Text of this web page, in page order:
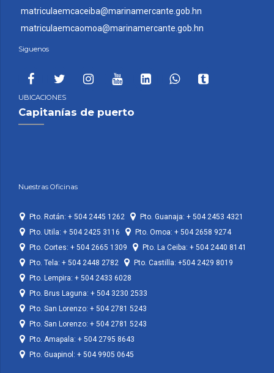
matriculaemcaceiba@marinamercante.gob.hn
matriculaemcaomoa@marinamercante.gob.hn
Siguenos
UBICACIONES
Capitanías de puerto
Nuestras Oficinas
Pto. Rotán: + 504 2445 1262
Pto. Guanaja: + 504 2453 4321
Pto. Utila: + 504 2425 3116
Pto. Omoa: + 504 2658 9274
Pto. Cortes: + 504 2665 1309
Pto. La Ceiba: + 504 2440 8141
Pto. Tela: + 504 2448 2782
Pto. Castilla: +504 2429 8019
Pto. Lempira: + 504 2433 6028
Pto. Brus Laguna: + 504 3230 2533
Pto. San Lorenzo: + 504 2781 5243
Pto. San Lorenzo: + 504 2781 5243
Pto. Amapala: + 504 2795 8643
Pto. Guapinol: + 504 9905 0645